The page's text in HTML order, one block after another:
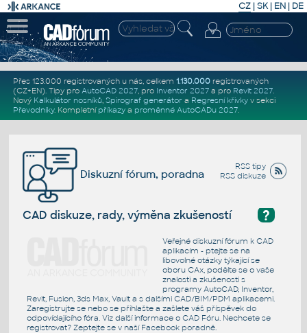
CZ | SK| EN | DE
Přes 123.000 registrovaných u nás, celkem 1.130.000registrovaných
(CZ+EN). Tipy pro AutoCAD 2027, pro Inventor 2027a pro Revit 2027.
Nový Kalkulátor nosníků, Spirograf generátor a Regresní křivkyv sekci
Převodníky. Kompletní příkazya proměnné AutoCADu 2027.
RSS tipy
RSS diskuze
Diskuzní fórum, poradna
?
CAD diskuze, rady, výměna zkušeností
Veřejné diskuzní fórum k CAD
aplikacím - ptejte se na
libovolné otázky týkající se
oboru CAx, podělte se o vaše
znalosti a zkušenosti s
programy AutoCAD, Inventor,
Revit, Fusion, 3ds Max, Vault a s dalšími CAD/BIM/PDM aplikacemi.
Zaregistrujte se nebo se přihlašte a zašlete váš příspěvek do
odpovídajícího fóra. Viz další informace o CAD Fóru. Nechcete se
registrovat? Zeptejte se v naší Facebook poradně.